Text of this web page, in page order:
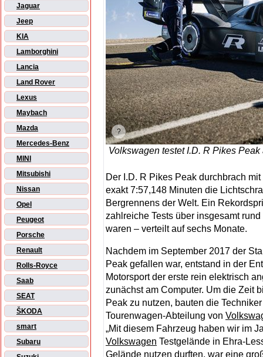
Jaguar
Jeep
KIA
Lamborghini
Lancia
Land Rover
Lexus
Maybach
Mazda
Mercedes-Benz
MINI
Mitsubishi
Nissan
Opel
Peugeot
Porsche
Renault
Rolls-Royce
Saab
SEAT
ŠKODA
smart
Subaru
Volkswagen testet I.D. R Pikes
Der I.D. R Pikes Peak durchbrach
exakt 7:57,148 Minuten die
Bergrennens der Welt. Ein
zahlreiche Tests über insgesamt
waren – verteilt auf sechs Monate.
Nachdem im September 2017 der
Peak gefallen war, entstand in der
Motorsport der erste rein elektrisch
zunächst am Computer. Um die Zeit
Peak zu nutzen, bauten die
Tourenwagen-Abteilung von
„Mit diesem Fahrzeug haben wir im
Volkswagen Testgelände in Ehra-
Gelände nutzen durften, war eine